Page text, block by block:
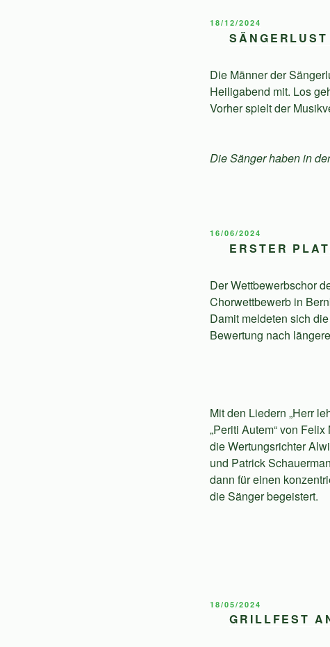
VERÖFFENTLICHT
18/12/2024
Die Männer der
Heiligabend mit. Los
Vorher spielt der
Die Sänger haben in
VERÖFFENTLICHT
16/06/2024
ERSTER
Der Wettbewerbschor
Chorwettbewerb in
Damit meldeten sich
Bewertung nach
Mit den Liedern „Herr
„Periti Autem“ von
die Wertungsrichter
und Patrick
dann für einen
die Sänger begeistert.
VERÖFFENTLICHT
18/05/2024
GRILLFEST